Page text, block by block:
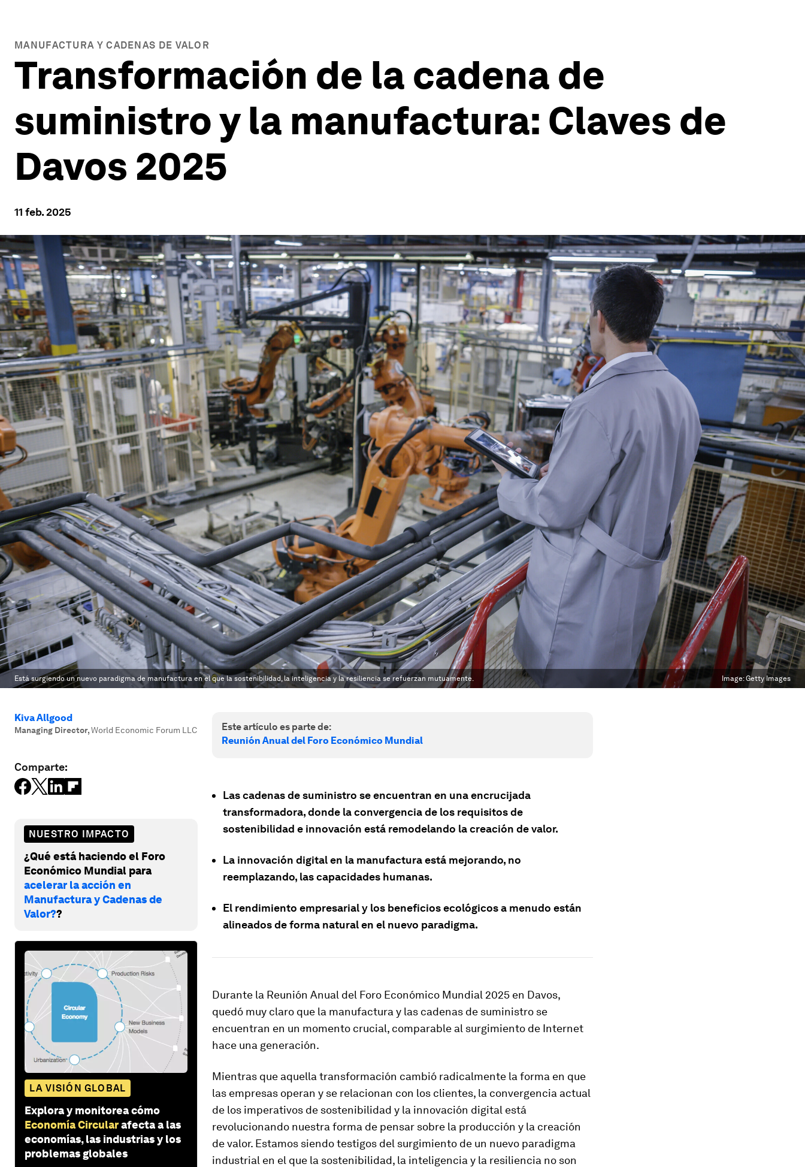
MANUFACTURA Y CADENAS DE VALOR
Transformación de la cadena de
suministro y la manufactura: Claves de
Davos 2025
11 feb. 2025
Está surgiendo un nuevo paradigma de manufactura en el que la sostenibilidad, la inteligencia y la resiliencia se refuerzan mutuamente. Image:Getty Images
Kiva Allgood
Managing Director,World Economic Forum LLC
Comparte:
NUESTRO IMPACTO
¿Qué está haciendo el Foro
Económico Mundial para
acelerar la acción en
Manufactura y Cadenas de
Valor??
LA VISIÓN GLOBAL
Explora y monitorea cómo
Economía Circularafecta a las
economías, las industrias y los
problemas globales
Este artículo es parte de:
Reunión Anual del Foro Económico Mundial
Las cadenas de suministro se encuentran en una encrucijada
transformadora, donde la convergencia de los requisitos de
sostenibilidad e innovación está remodelando la creación de valor.
La innovación digital en la manufactura está mejorando, no
reemplazando, las capacidades humanas.
El rendimiento empresarial y los beneficios ecológicos a menudo están
alineados de forma natural en el nuevo paradigma.
Durante la Reunión Anual del Foro Económico Mundial 2025 en Davos,
quedó muy claro que la manufactura y las cadenas de suministro se
encuentran en un momento crucial, comparable al surgimiento de Internet
hace una generación.
Mientras que aquella transformación cambió radicalmente la forma en que
las empresas operan y se relacionan con los clientes, la convergencia actual
de los imperativos de sostenibilidad y la innovación digital está
revolucionando nuestra forma de pensar sobre la producción y la creación
de valor. Estamos siendo testigos del surgimiento de un nuevo paradigma
industrial en el que la sostenibilidad, la inteligencia y la resiliencia no son